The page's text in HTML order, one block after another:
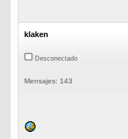
klaken
Desconectado
Mensajes: 143